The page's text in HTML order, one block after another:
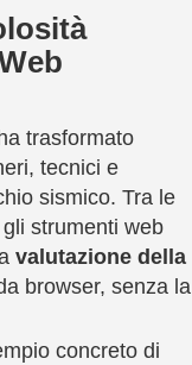
trasformato
tecnici e
sismico. Tra le
strumenti web
valutazione della
browser, senza la
concreto di